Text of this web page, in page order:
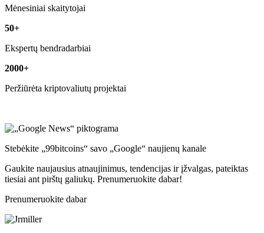
Mėnesiniai skaitytojai
50+
Ekspertų bendradarbiai
2000+
Peržiūrėta kriptovaliutų projektai
Stebėkite „99bitcoins“ savo „Google“ naujienų kanale
Gaukite naujausius atnaujinimus, tendencijas ir įžvalgas, pateiktas
tiesiai ant pirštų galiukų. Prenumeruokite dabar!
Prenumeruokite dabar